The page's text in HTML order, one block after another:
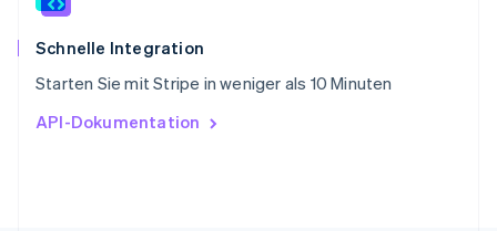
Schnelle Integration
Starten Sie mit Stripe in weniger als 10 Minuten
API-Dokumentation
Thailand
ไทยEnglish
English
English